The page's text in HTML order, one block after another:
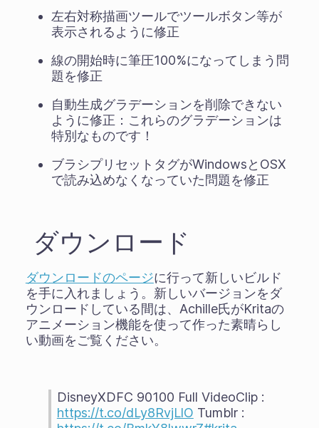
左右対称描画ツールでツールボタン等が
表示されるように修正
線の開始時に筆圧100%になってしまう問
題を修正
自動生成グラデーションを削除できない
ように修正：これらのグラデーションは
特別なものです！
ブラシプリセットタグがWindowsとOSX
で読み込めなくなっていた問題を修正
ダウンロード
ダウンロードのページに行って新しいビルド
を手に入れましょう。新しいバージョンをダ
ウンロードしている間は、Achille氏がKritaの
アニメーション機能を使って作った素晴らし
い動画をご覧ください。
DisneyXDFC 90100 Full VideoClip :
https://t.co/dLy8RvjLlO Tumblr :